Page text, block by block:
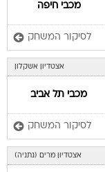
מכבי חיפה
לסיקור המשחק
אצטדיון אשקלון
מכבי תל אביב
לסיקור המשחק
אצטדיון מרים (נתניה)